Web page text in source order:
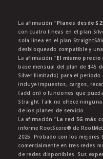
La afirmación "Planes desde
con cuatro líneas en el plan
sola línea en el plan
desbloqueado compatible y
La afirmación "El mismo precio
base mensual del plan de $45
Silver Ilimitado) para el periodo
incluye impuestos, cargos,
(add on) o funciones que
Straight Talk no ofrece
de los planes de servicio.
La afirmación "La red 5G más
informe RootScore® de
2025. Probado con los
comercialmente en tres redes
de redes disponibles. Sus